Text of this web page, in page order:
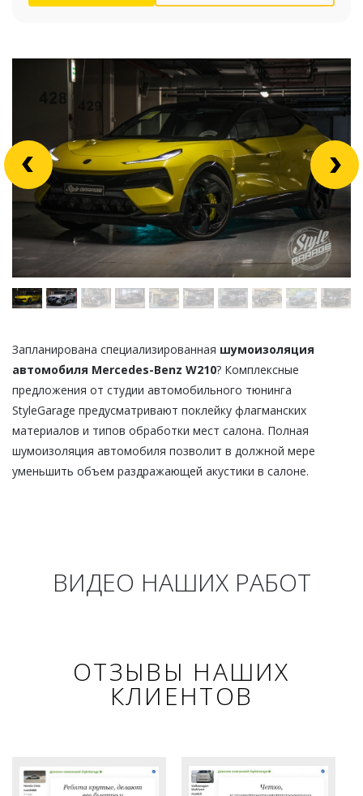
Запланирована специализированная шумоизоляция
автомобиля Mercedes-Benz W210? Комплексные
предложения от студии автомобильного тюнинга
StyleGarage предусматривают поклейку флагманских
материалов и типов обработки мест салона. Полная
шумоизоляция автомобиля позволит в должной мере
уменьшить объем раздражающей акустики в салоне.
ВИДЕО НАШИХ РАБОТ
ОТЗЫВЫ НАШИХ
КЛИЕНТОВ